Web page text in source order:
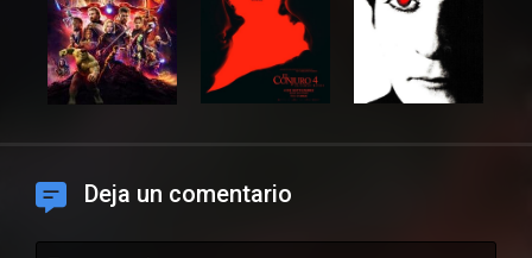
Deja un comentario